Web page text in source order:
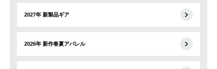
2027年 新製品ギア
2026年 新作春夏アパレル